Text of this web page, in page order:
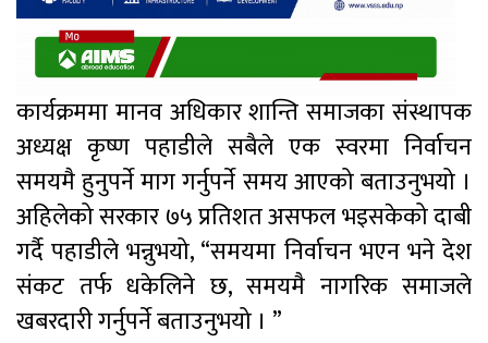
कार्यक्रममा मानव अधिकार शान्ति समाजका संस्थापक
अध्यक्ष कृष्ण पहाडीले सबैले एक स्वरमा निर्वाचन
समयमै हुनुपर्ने माग गर्नुपर्ने समय आएको बताउनुभयो ।
अहिलेको सरकार ७५ प्रतिशत असफल भइसकेको दाबी
गर्दै पहाडीले भन्नुभयो, “समयमा निर्वाचन भएन भने देश
संकट तर्फ धकेलिने छ, समयमै नागरिक समाजले
खबरदारी गर्नुपर्ने बताउनुभयो । ”